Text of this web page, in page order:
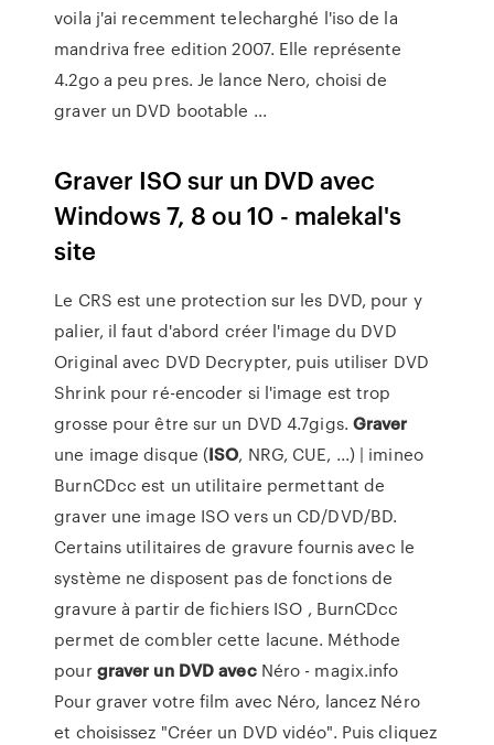
voila j'ai recemment telecharghé l'iso de la
mandriva free edition 2007. Elle représente
4.2go a peu pres. Je lance Nero, choisi de
graver un DVD bootable ...
Graver ISO sur un DVD avec
Windows 7, 8 ou 10 - malekal's
site
Le CRS est une protection sur les DVD, pour y
palier, il faut d'abord créer l'image du DVD
Original avec DVD Decrypter, puis utiliser DVD
Shrink pour ré-encoder si l'image est trop
grosse pour être sur un DVD 4.7gigs. Graver
une image disque (ISO, NRG, CUE, ...) | imineo
BurnCDcc est un utilitaire permettant de
graver une image ISO vers un CD/DVD/BD.
Certains utilitaires de gravure fournis avec le
système ne disposent pas de fonctions de
gravure à partir de fichiers ISO , BurnCDcc
permet de combler cette lacune. Méthode
pourgraver un DVD avecNéro - magix.info
Pour graver votre film avec Néro, lancez Néro
et choisissez "Créer un DVD vidéo". Puis cliquez